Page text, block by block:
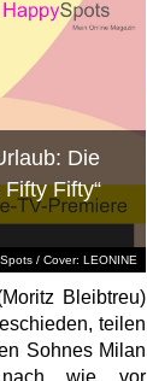
/ Cover: LEONINE
Die
Fifty“
Bleibtreu)
teilen
Sohnes Milan